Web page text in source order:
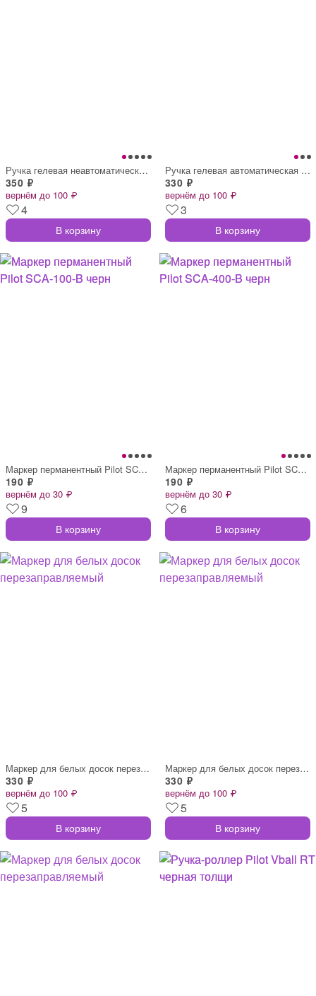
Ручка гелевая неавтоматическая Pilot P-5
350 ₽
вернём до 100 ₽
4
В корзину
Ручка гелевая автоматическая Pilot BL-G2
330 ₽
вернём до 100 ₽
3
В корзину
Маркер перманентный Pilot SCA-100-B черн
190 ₽
вернём до 30 ₽
9
В корзину
Маркер перманентный Pilot SCA-400-B черн
190 ₽
вернём до 30 ₽
6
В корзину
Маркер для белых досок перезаправляемый
330 ₽
вернём до 100 ₽
5
В корзину
Маркер для белых досок перезаправляемый
330 ₽
вернём до 100 ₽
5
В корзину